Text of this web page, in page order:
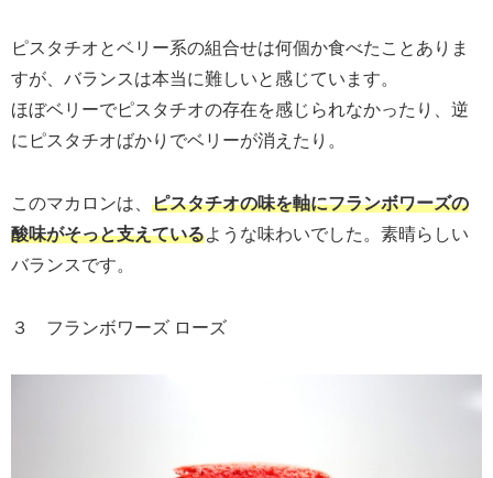
ピスタチオとベリー系の組合せは何個か食べたことありま
すが、バランスは本当に難しいと感じています。
ほぼベリーでピスタチオの存在を感じられなかったり、逆
にピスタチオばかりでベリーが消えたり。
このマカロンは、 ピスタチオの味を軸にフランボワーズの
酸味がそっと支えているような味わいでした。素晴らしい
バランスです。
３ フランボワーズ ローズ